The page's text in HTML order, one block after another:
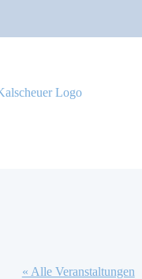
« Alle Veranstaltungen